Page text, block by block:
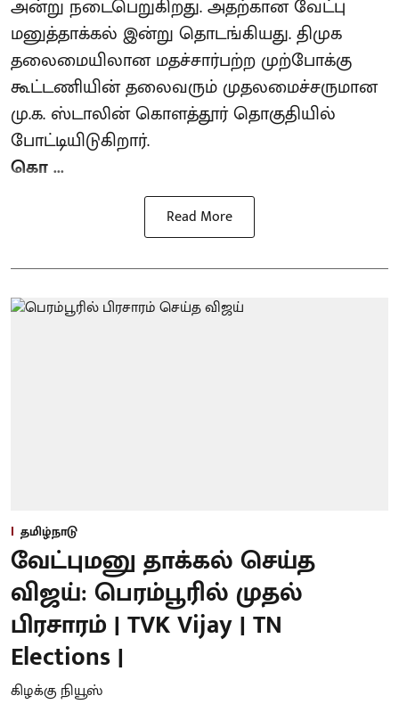
அன்று நடைபெறுகிறது. அதற்கான வேட்பு
மனுத்தாக்கல் இன்று தொடங்கியது. திமுக
தலைமையிலான மதச்சார்பற்ற முற்போக்கு
கூட்டணியின் தலைவரும் முதலமைச்சருமான
மு.க. ஸ்டாலின் கொளத்தூர் தொகுதியில்
போட்டியிடுகிறார்.
கொ ...
Read More
தமிழ்நாடு
வேட்புமனு தாக்கல் செய்த
விஜய்: பெரம்பூரில் முதல்
பிரசாரம் | TVK Vijay | TN
Elections |
கிழக்கு நியூஸ்